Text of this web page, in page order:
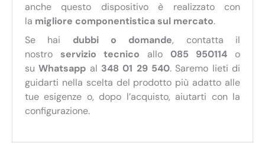
anche questo dispositivo è realizzato con
la migliore componentistica sul mercato.
Se hai dubbi o domande, contatta il
nostro servizio tecnico allo 085 950114 o
suWhatsapp al 348 01 29 540. Saremo lieti di
guidarti nella scelta del prodotto più adatto alle
tue esigenze o, dopo l’acquisto, aiutarti con la
configurazione.